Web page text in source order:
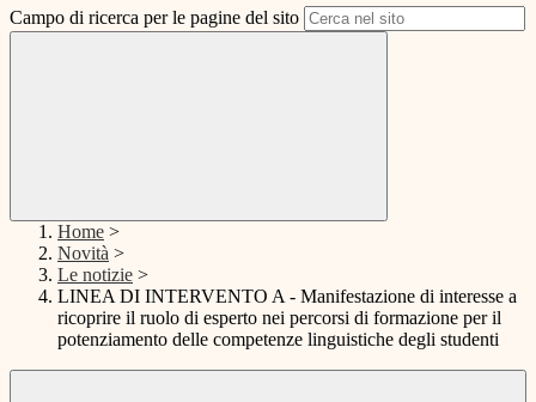
Campo di ricerca per le pagine del sito
Home >
Novità >
Le notizie >
LINEA DI INTERVENTO A - Manifestazione di interesse a
ricoprire il ruolo di esperto nei percorsi di formazione per il
potenziamento delle competenze linguistiche degli studenti